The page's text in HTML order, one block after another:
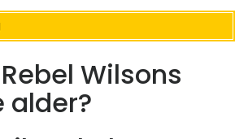
Wilsons
alder?